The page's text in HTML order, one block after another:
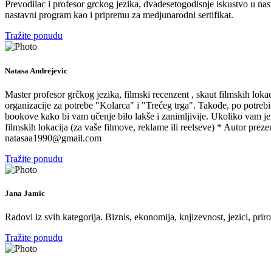
Prevodilac i profesor grckog jezika, dvadesetogodisnje iskustvo u
nastavni program kao i pripremu za medjunarodni sertifikat.
Tražite ponudu
Natasa Andrejevic
Master profesor grčkog jezika, filmski recenzent , skaut filmskih
organizacije za potrebe "Kolarca" i "Trećeg trga". Takođe, po
bookove kako bi vam učenje bilo lakše i zanimljivije. Ukoliko vam
filmskih lokacija (za vaše filmove, reklame ili reelseve) * Autor
natasaa1990@gmail.com
Tražite ponudu
Jana Jamic
Radovi iz svih kategorija. Biznis, ekonomija, knjizevnost, jezici,
Tražite ponudu